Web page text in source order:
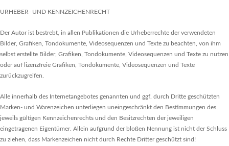
URHEBER- UND KENNZEICHENRECHT
Der Autor ist bestrebt, in allen Publikationen die Urheberrechte der verwendeten
Bilder, Grafiken, Tondokumente, Videosequenzen und Texte zu beachten, von ihm
selbst erstellte Bilder, Grafiken, Tondokumente, Videosequenzen und Texte zu nutzen
oder auf lizenzfreie Grafiken, Tondokumente, Videosequenzen und Texte
zurückzugreifen.
Alle innerhalb des Internetangebotes genannten und ggf. durch Dritte geschützten
Marken- und Warenzeichen unterliegen uneingeschränkt den Bestimmungen des
jeweils gültigen Kennzeichenrechts und den Besitzrechten der jeweiligen
eingetragenen Eigentümer. Allein aufgrund der bloßen Nennung ist nicht der Schluss
zu ziehen, dass Markenzeichen nicht durch Rechte Dritter geschützt sind!